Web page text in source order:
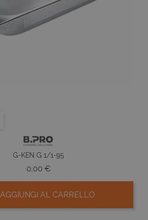
G-KEN G 1/1-95
0,00 €Prezzo
AGGIUNGI AL CARRELLO